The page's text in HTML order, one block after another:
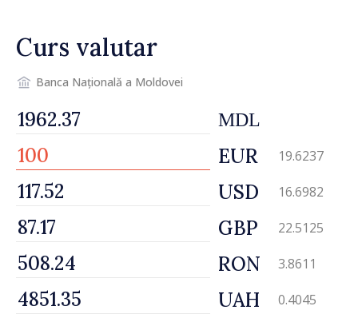
Curs valutar
Banca Națională a Moldovei
MDL
EUR 19.6237
USD 16.6982
GBP 22.5125
RON 3.8611
UAH 0.4045